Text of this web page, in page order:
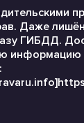
Даже
ГИБДД.
информацию